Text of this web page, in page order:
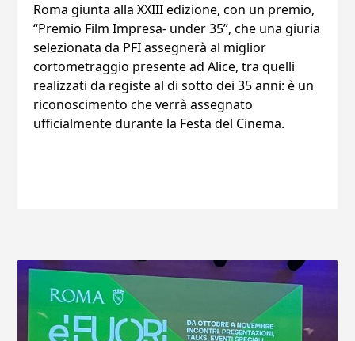
Roma giunta alla XXIII edizione, con un premio,
“Premio Film Impresa- under 35”, che una giuria
selezionata da PFI assegnerà al miglior
cortometraggio presente ad Alice, tra quelli
realizzati da registe al di sotto dei 35 anni: è un
riconoscimento che verrà assegnato
ufficialmente durante la Festa del Cinema.